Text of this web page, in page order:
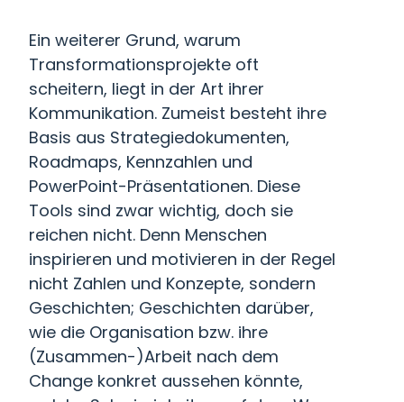
Ein weiterer Grund, warum
Transformationsprojekte oft
scheitern, liegt in der Art ihrer
Kommunikation. Zumeist besteht ihre
Basis aus Strategiedokumenten,
Roadmaps, Kennzahlen und
PowerPoint-Präsentationen. Diese
Tools sind zwar wichtig, doch sie
reichen nicht. Denn Menschen
inspirieren und motivieren in der Regel
nicht Zahlen und Konzepte, sondern
Geschichten; Geschichten darüber,
wie die Organisation bzw. ihre
(Zusammen-)Arbeit nach dem
Change konkret aussehen könnte,